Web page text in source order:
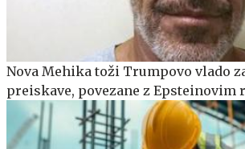
Nova Mehika toži Trumpovo vlado
preiskave, povezane z Epsteinovim